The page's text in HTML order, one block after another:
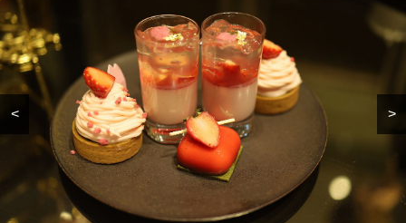
<
【ロボット掃除機】を選ぶ
ならこれ！水拭きも吸引力
も、圧倒的な「清掃能力」
「肌のキレイな友人に教わ
った」高垣麗子さん愛用
UVクリーム
>